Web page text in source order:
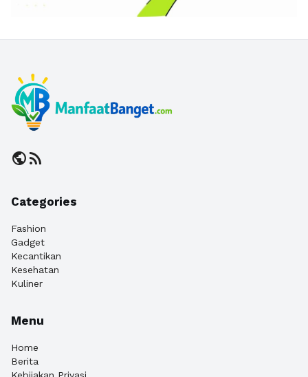
publicrss_feed
Categories
Fashion
Gadget
Kecantikan
Kesehatan
Kuliner
Menu
Home
Berita